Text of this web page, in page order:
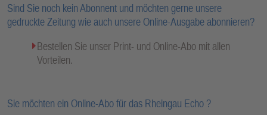
Sind Sie noch kein Abonnent und möchten gerne unsere
gedruckte Zeitung wie auch unsere Online-Ausgabe abonnieren?
Bestellen Sie unser Print- und Online-Abo mit allen
Vorteilen.
Sie möchten ein Online-Abo für das Rheingau Echo ?